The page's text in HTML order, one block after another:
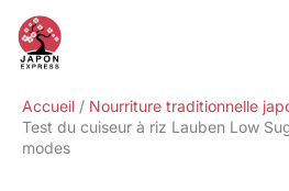
contenu
Accueil
Nourriture traditionnelle
Test du cuiseur à riz Lauben Low
modes
Rechercher